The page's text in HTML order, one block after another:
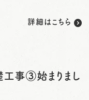
詳細はこちら
事③始まりまし